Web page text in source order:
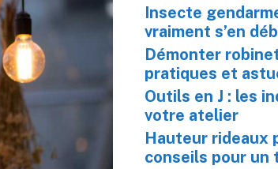
Insecte
vraiment s’en
Démonter
pratiques et
Outils en J : les
votre atelier
Hauteur rideaux
conseils pour un